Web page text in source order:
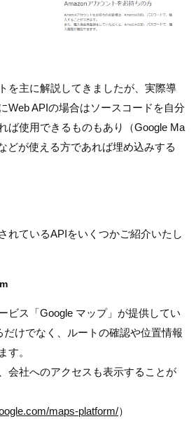
を主に解説してきましたが、実際導
Web APIの場合はソースコードを自分
ば使用できるものもあり（Google Ma
どが使える方であれば埋め込みする
れているAPIをいくつかご紹介いたし
ビス「Google マップ」が提供してい
だけでなく、ルートの確認や位置情報
す。
会社へのアクセスも表示することが
maps-platform/）